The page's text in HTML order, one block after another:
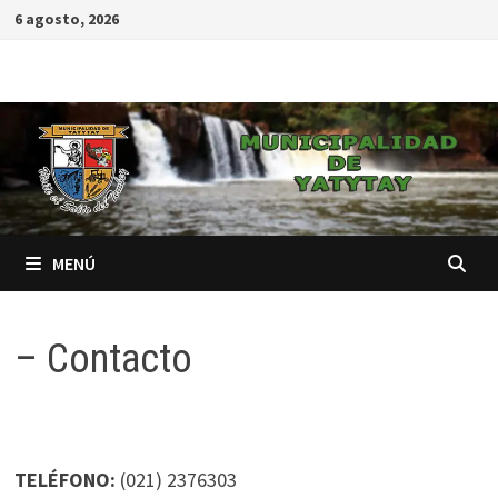
6 agosto, 2026
MENÚ
– Contacto
TELÉFONO: (021) 2376303